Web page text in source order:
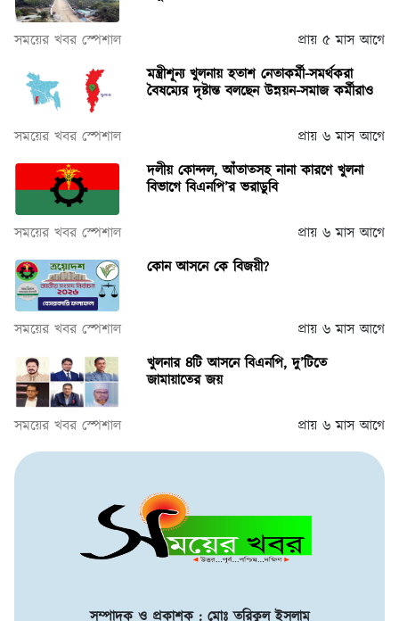
সময়ের খবর স্পেশাল
প্রায় ৫ মাস আগে
মন্ত্রীশূন্য খুলনায় হতাশ নেতাকর্মী-সমর্থকরা
বৈষম্যের দৃষ্টান্ত বলছেন উন্নয়ন-সমাজ কর্মীরাও
সময়ের খবর স্পেশাল
প্রায় ৬ মাস আগে
দলীয় কোন্দল, আঁতাতসহ নানা কারণে খুলনা
বিভাগে বিএনপি’র ভরাডুবি
সময়ের খবর স্পেশাল
প্রায় ৬ মাস আগে
কোন আসনে কে বিজয়ী?
সময়ের খবর স্পেশাল
প্রায় ৬ মাস আগে
খুলনার ৪টি আসনে বিএনপি, দু’টিতে
জামায়াতের জয়
সময়ের খবর স্পেশাল প্রায় ৬ মাস আগে